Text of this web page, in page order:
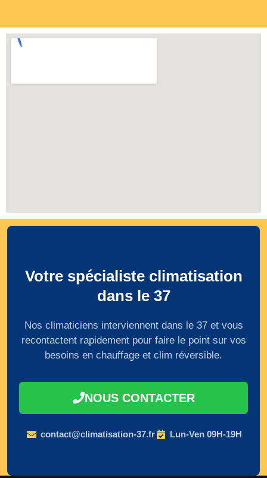
Votre spécialiste climatisation
dans le 37
Nos climaticiens interviennent dans le 37 et vous
recontactent rapidement pour faire le point sur vos
besoins en chauffage et clim réversible.
NOUS CONTACTER
contact@climatisation-37.fr Lun-Ven 09H-19H